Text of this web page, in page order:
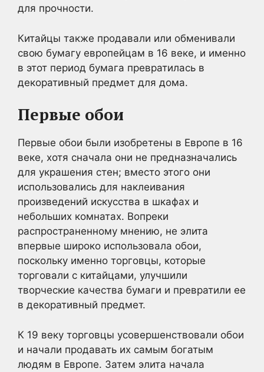
для прочности.
Китайцы также продавали или обменивали
свою бумагу европейцам в 16 веке, и именно
в этот период бумага превратилась в
декоративный предмет для дома.
Первые обои
Первые обои были изобретены в Европе в 16
веке, хотя сначала они не предназначались
для украшения стен; вместо этого они
использовались для наклеивания
произведений искусства в шкафах и
небольших комнатах. Вопреки
распространенному мнению, не элита
впервые широко использовала обои,
поскольку именно торговцы, которые
торговали с китайцами, улучшили
творческие качества бумаги и превратили ее
в декоративный предмет.
К 19 веку торговцы усовершенствовали обои
и начали продавать их самым богатым
людям в Европе. Затем элита начала